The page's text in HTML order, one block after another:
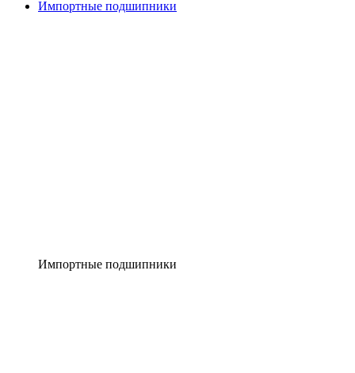
Импортные подшипники
Импортные подшипники